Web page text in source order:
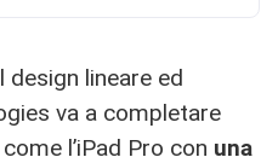
lineare ed
va a completare
l’iPad Pro con una